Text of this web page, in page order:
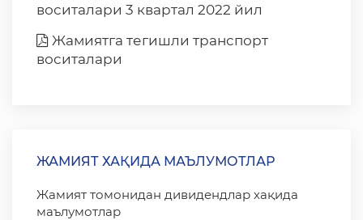
воситалари 3 квартал 2022 йил
Жамиятга тегишли транспорт
воситалари
ЖАМИЯТ ХАҚИДА МАЪЛУМОТЛАР
Жамият томонидан дивидендлар хақида
маълумотлар